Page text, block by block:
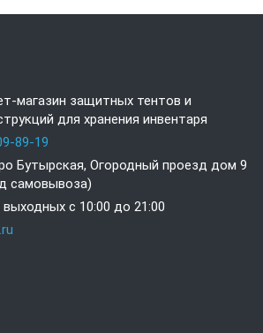
магазин защитных тентов и
для хранения инвентаря
89-19
Бутырская, Огородный проезд дом 9
самовывоза)
с 10:00 до 21:00